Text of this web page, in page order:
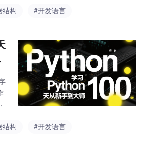
结构 #开发语言
结构 #开发语言